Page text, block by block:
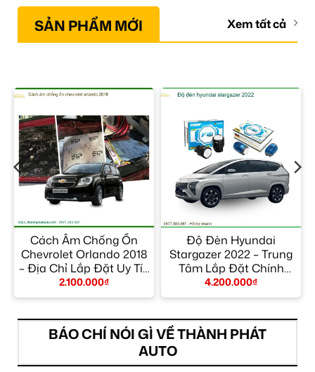
SẢN PHẨM MỚI Xem tất cả
Cách Âm Chống Ồn
Chevrolet Orlando 2018
– Địa Chỉ Lắp Đặt Uy Tín
TPHCM
2.100.000₫
Độ Đèn Hyundai
Stargazer 2022 – Trung
Tâm Lắp Đặt Chính
Hãng Giá Tốt TPHCM
4.200.000₫
BÁO CHÍ NÓI GÌ VỀ THÀNH PHÁT
AUTO